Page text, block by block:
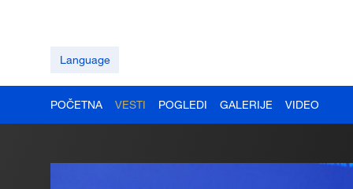
Language
POČETNA VESTI POGLEDI GALERIJE VIDEO